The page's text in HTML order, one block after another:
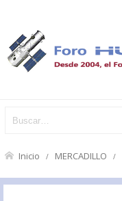
Inicio MERCADILLO